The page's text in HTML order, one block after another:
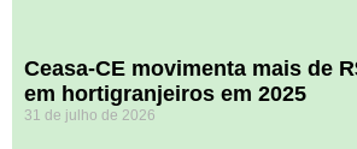
Ceasa-CE movimenta mais de
em hortigranjeiros em 2025
31 de julho de 2026